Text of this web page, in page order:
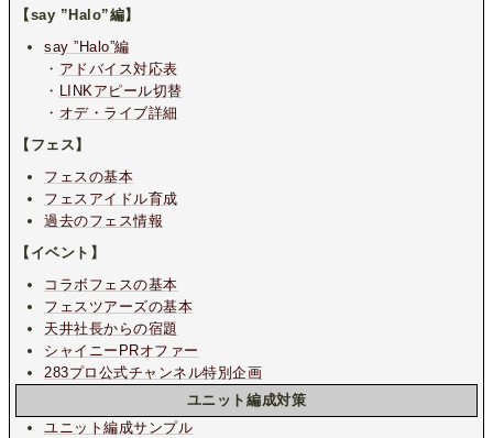
【say ”Halo”編】
say ”Halo”編
・ アドバイス対応表
・
LINKアピール切替
・ オデ・ライブ詳細
【フェス】
フェスの基本
フェスアイドル育成
過去のフェス情報
【イベント】
コラボフェスの基本
フェスツアーズの基本
天井社長からの宿題
シャイニーPRオファー
283プロ公式チャンネル特別企画
ユニット編成対策
ユニット編成サンプル